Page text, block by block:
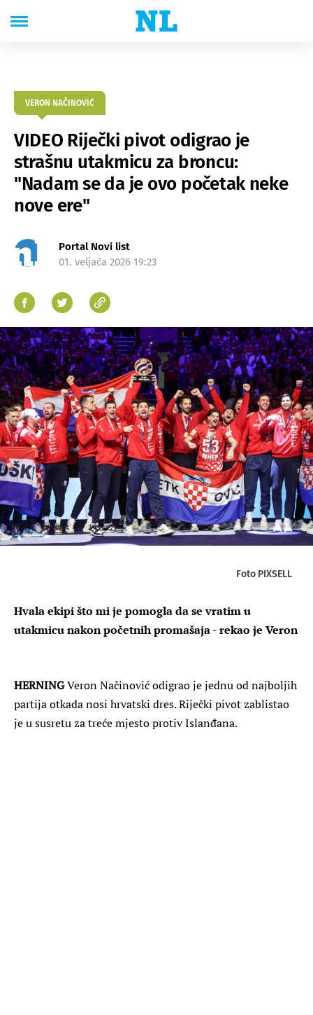
VERON NAČINOVIĆ
VIDEO Riječki pivot odigrao je
strašnu utakmicu za broncu:
"Nadam se da je ovo početak neke
nove ere"
Portal Novi list
01. veljača 2026 19:23
Foto PIXSELL
Hvala ekipi što mi je pomogla da se vratim u
utakmicu nakon početnih promašaja - rekao je Veron
HERNINGVeron Načinović odigrao je jednu od najboljih
partija otkada nosi hrvatski dres. Riječki pivot zablistao
je u susretu za treće mjesto protiv Islanđana.